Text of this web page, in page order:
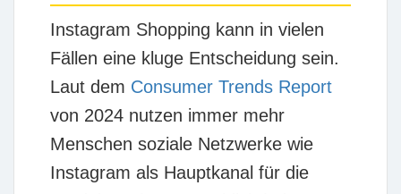
Instagram Shopping kann in vielen
Fällen eine kluge Entscheidung sein.
Laut dem Consumer Trends Report
von 2024 nutzen immer mehr
Menschen soziale Netzwerke wie
Instagram als Hauptkanal für die